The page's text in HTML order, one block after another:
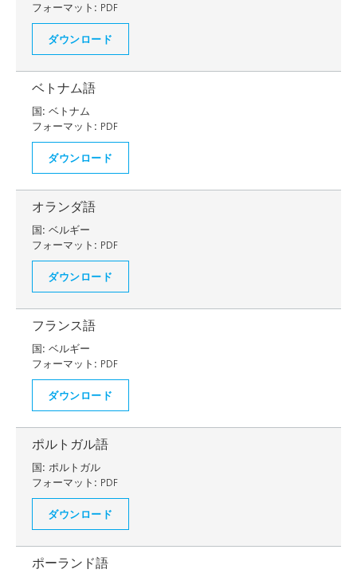
フォーマット: PDF
ダウンロード
ベトナム語
国: ベトナム
フォーマット: PDF
ダウンロード
オランダ語
国: ベルギー
フォーマット: PDF
ダウンロード
フランス語
国: ベルギー
フォーマット: PDF
ダウンロード
ポルトガル語
国: ポルトガル
フォーマット: PDF
ダウンロード
ポーランド語